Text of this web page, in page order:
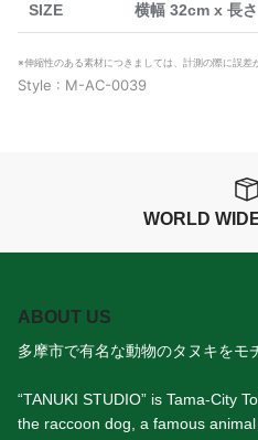
SIZE 横幅 32cm x 長
※伸縮性のある素材につきましては、計測の際に誤差
Style : M-AC-0039
WORLD
ABOUT US
多摩市で有名な動物のタヌキをモ
“TANUKI STUDIO” is Tama-City
the raccoon dog, a famous animal